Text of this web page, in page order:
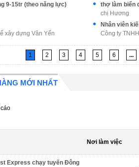
9-15tr (theo năng lực)
thợ làm biển
chị Hương
xây dựng Vân Yến
Nhân viên
Công ty
1 2 3 4 5 6 ...
MỚI NHẤT
Nơi làm việc
Express chạy tuyến Đông